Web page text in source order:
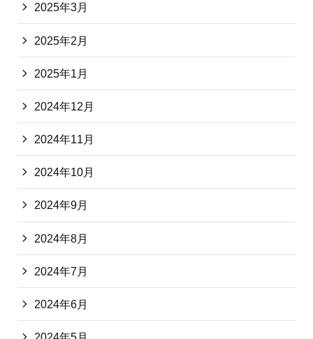
2025年3月
2025年2月
2025年1月
2024年12月
2024年11月
2024年10月
2024年9月
2024年8月
2024年7月
2024年6月